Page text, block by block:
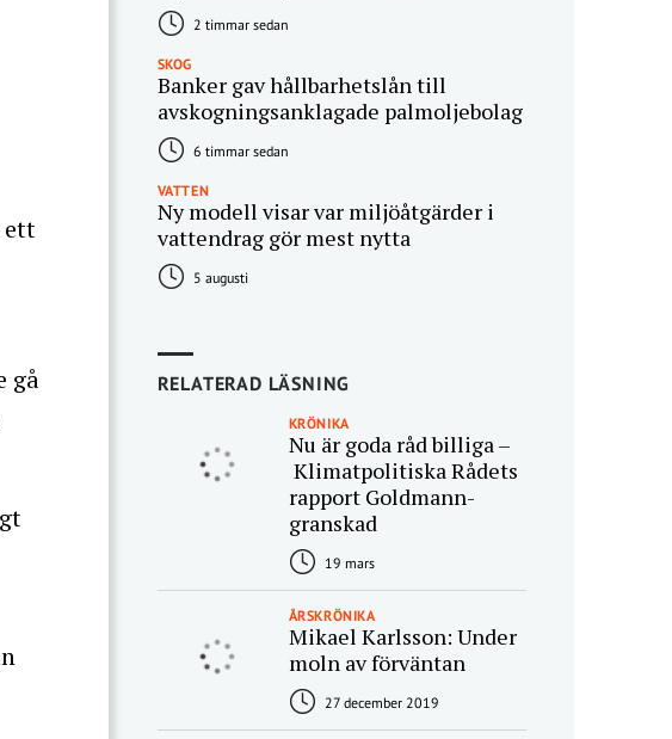
ett
gå
2 timmar sedan
SKOG
Banker gav hållbarhetslån till
avskogningsanklagade palmoljebolag
6 timmar sedan
VATTEN
Ny modell visar var miljöåtgärder i
vattendrag gör mest nytta
5 augusti
RELATERAD LÄSNING
KRÖNIKA
Nu är goda råd billiga –
Klimatpolitiska Rådets
rapport Goldmann-
granskad
19 mars
ÅRSKRÖNIKA
Mikael Karlsson: Under
moln av förväntan
27 december 2019